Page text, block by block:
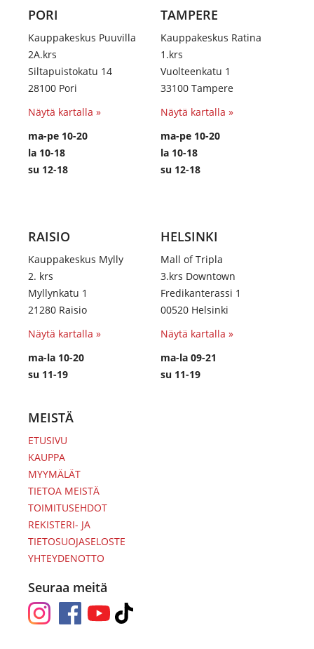
PORI
Kauppakeskus Puuvilla
2A.krs
Siltapuistokatu 14
28100 Pori
Näytä kartalla »
ma-pe 10-20
la 10-18
su 12-18
TAMPERE
Kauppakeskus Ratina
1.krs
Vuolteenkatu 1
33100 Tampere
Näytä kartalla »
ma-pe 10-20
la 10-18
su 12-18
RAISIO
Kauppakeskus Mylly
2. krs
Myllynkatu 1
21280 Raisio
Näytä kartalla »
ma-la 10-20
su 11-19
HELSINKI
Mall of Tripla
3.krs Downtown
Fredikanterassi 1
00520 Helsinki
Näytä kartalla »
ma-la 09-21
su 11-19
MEISTÄ
ETUSIVU
KAUPPA
MYYMÄLÄT
TIETOA MEISTÄ
TOIMITUSEHDOT
REKISTERI- JA
TIETOSUOJASELOSTE
YHTEYDENOTTO
Seuraa meitä